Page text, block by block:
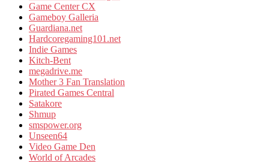
Game Center CX
Gameboy Galleria
Guardiana.net
Hardcoregaming101.net
Indie Games
Kitch-Bent
megadrive.me
Mother 3 Fan Translation
Pirated Games Central
Satakore
Shmup
smspower.org
Unseen64
Video Game Den
World of Arcades